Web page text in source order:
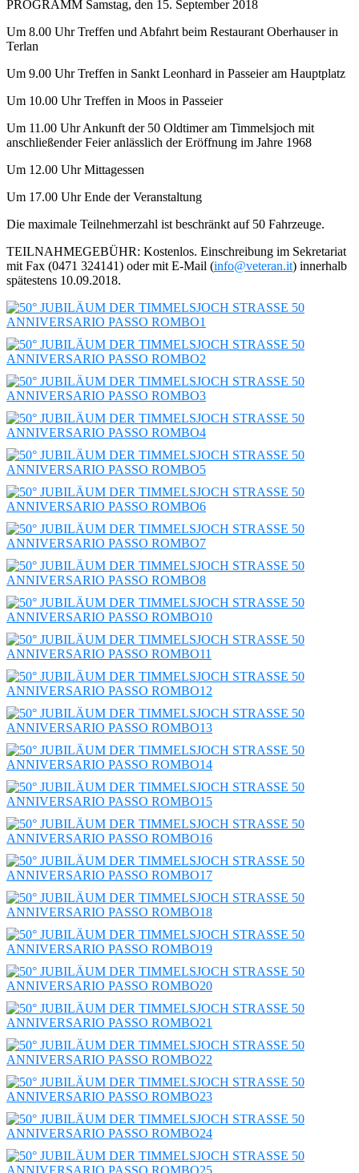
PROGRAMM Samstag, den 15. September 2018
Um 8.00 Uhr Treffen und Abfahrt beim Restaurant Oberhauser in
Terlan
Um 9.00 Uhr Treffen in Sankt Leonhard in Passeier am Hauptplatz
Um 10.00 Uhr Treffen in Moos in Passeier
Um 11.00 Uhr Ankunft der 50 Oldtimer am Timmelsjoch mit
anschließender Feier anlässlich der Eröffnung im Jahre 1968
Um 12.00 Uhr Mittagessen
Um 17.00 Uhr Ende der Veranstaltung
Die maximale Teilnehmerzahl ist beschränkt auf 50 Fahrzeuge.
TEILNAHMEGEBÜHR: Kostenlos. Einschreibung im Sekretariat
mit Fax (0471 324141) oder mit E-Mail (info@veteran.it) innerhalb
spätestens 10.09.2018.